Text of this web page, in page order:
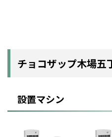
チョコザップ木場五
設置マシン